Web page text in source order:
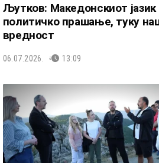
Љутков: Македонскиот јазик
политичко прашање, туку
вредност
06.07.2026. 13:09